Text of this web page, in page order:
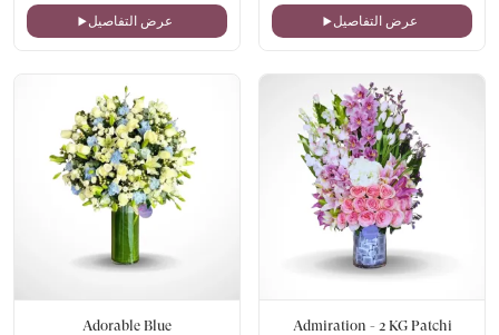
عرض التفاصيل عرض التفاصيل
Admiration - 2 KG Patchi
Adorable Blue